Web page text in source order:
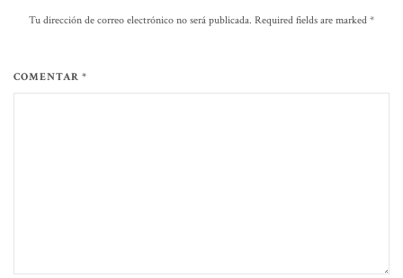
Tu dirección de correo electrónico no será publicada. Required fields are marked *
COMENTAR *